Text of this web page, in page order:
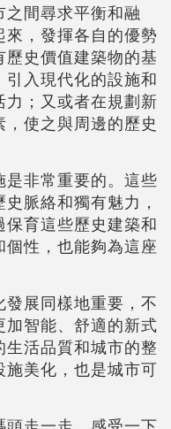
間尋求平衡和融
，發揮各自的優勢
史價值建築物的基
入現代化的設施和
；又或者在規劃新
使之與周邊的歷史
非常重要的。這些
脈絡和獨有魅力，
育這些歷史建築和
性，也能夠為這座
展同樣地重要，不
智能、舒適的新式
活品質和城市的整
美化，也是城市可